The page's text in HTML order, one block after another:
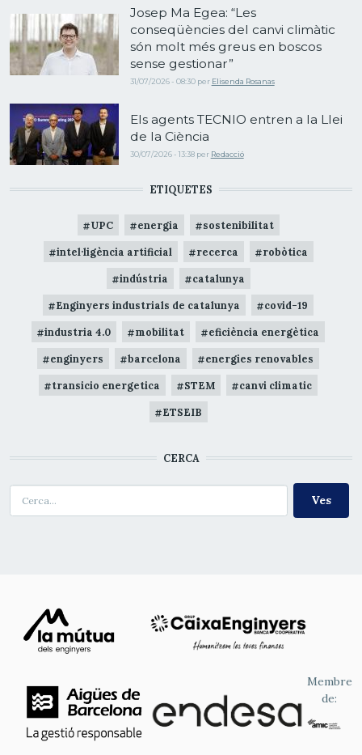
Josep Ma Egea: “Les
conseqüències del canvi climàtic
són molt més greus en boscos
sense gestionar”
31/07/2026 - 08:30 per Elisenda Rosanas
Els agents TECNIO entren a la Llei
de la Ciència
30/07/2026 - 13:38 per Redacció
ETIQUETES
UPC energia sostenibilitat
intel·ligència artificial recerca robòtica
indústria catalunya
Enginyers industrials de catalunya covid-19
industria 4.0 mobilitat eficiència energètica
enginyers barcelona energies renovables
transicio energetica STEM canvi climatic
ETSEIB
CERCA
Membre
de: